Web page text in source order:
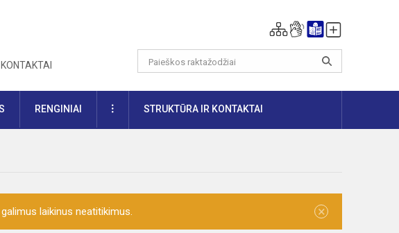
KONTAKTAI
RENGINIAI DAUGIAUSTRUKTŪRA IR KONTAKTAI
laikinus neatitikimus. ×